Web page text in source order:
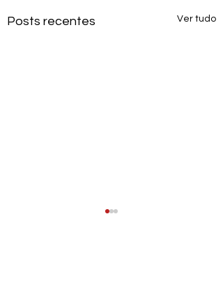
Posts recentes Ver tudo